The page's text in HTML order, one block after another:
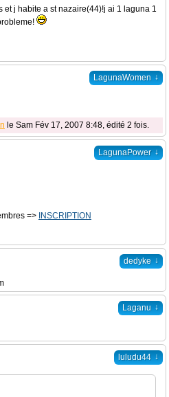
et j habite a st nazaire(44)!j ai 1 laguna 1
LagunaWomen ↓
le Sam Fév 17, 2007 8:48, édité 2 fois.
LagunaPower ↓
=> INSCRIPTION
dedyke ↓
Laganu ↓
luludu44 ↓